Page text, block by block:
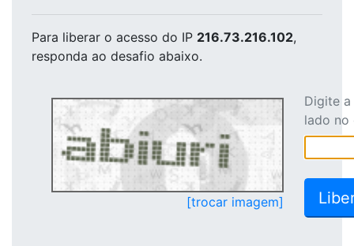
Para liberar o acesso do IP 216.73.216.102,
responda ao desafio abaixo.
[trocar imagem]
Digite
lado no